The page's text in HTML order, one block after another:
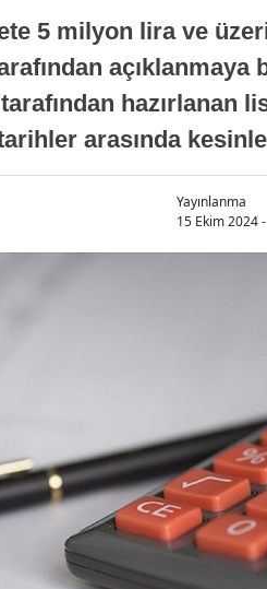
5 milyon lira ve
açıklanmaya
tarafından
arasında
Yayınlanma
15 Ekim 2024